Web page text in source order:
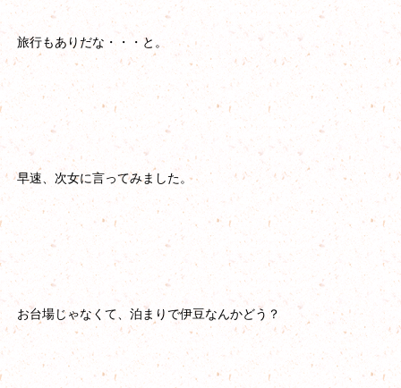
旅行もありだな・・・と。
早速、次女に言ってみました。
お台場じゃなくて、泊まりで伊豆なんかどう？